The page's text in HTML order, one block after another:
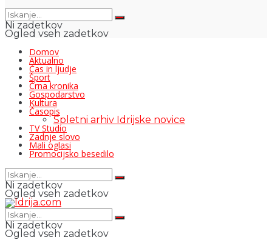
Ni zadetkov
Ogled vseh zadetkov
Domov
Aktualno
Čas in ljudje
Šport
Črna kronika
Gospodarstvo
Kultura
Časopis
Spletni arhiv Idrijske novice
TV Studio
Zadnje slovo
Mali oglasi
Promocijsko besedilo
Ni zadetkov
Ogled vseh zadetkov
Ni zadetkov
Ogled vseh zadetkov